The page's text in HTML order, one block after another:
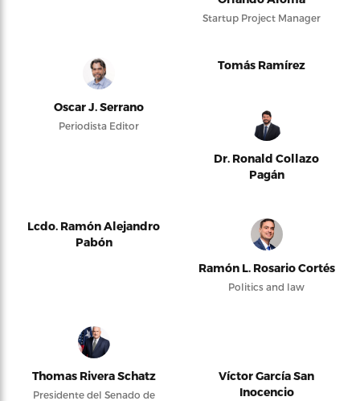
Startup Project Manager
Oscar J. Serrano
Periodista Editor
Tomás Ramírez
Dr. Ronald Collazo
Pagán
Lcdo. Ramón Alejandro
Pabón
Ramón L. Rosario Cortés
Politics and law
Thomas Rivera Schatz
Presidente del Senado de
Víctor García San
Inocencio